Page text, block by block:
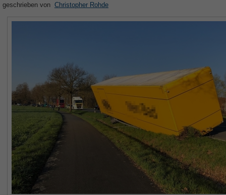
geschrieben von Christopher Rohde